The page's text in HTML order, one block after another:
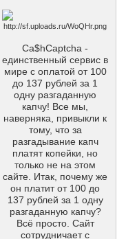
Ca$hCaptcha -
единственный сервис в
мире с оплатой от 100
до 137 рублей за 1
одну разгаданную
капчу! Все мы,
наверняка, привыкли к
тому, что за
разгадывание капч
платят копейки, но
только не на этом
сайте. Итак, почему же
он платит от 100 до
137 рублей за 1 одну
разгаданную капчу?
Всё просто. Сайт
сотрудничает с